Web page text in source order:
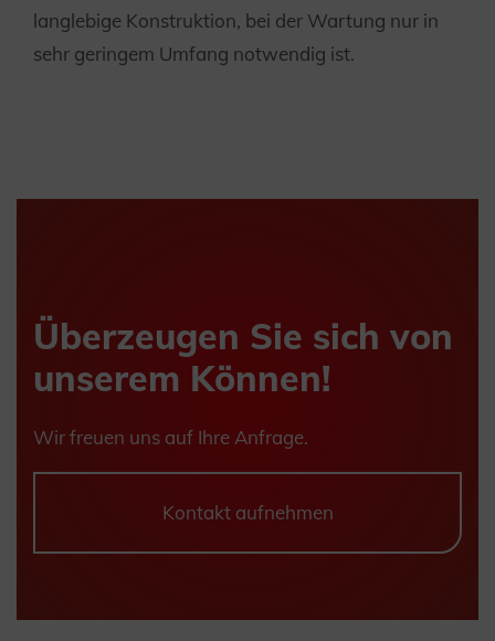
langlebige Konstruktion, bei der Wartung nur in
sehr geringem Umfang notwendig ist.
Überzeugen Sie sich von
unserem Können!
Wir freuen uns auf Ihre Anfrage.
Kontakt aufnehmen